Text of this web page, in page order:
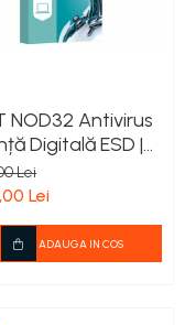
NOD32 Antivirus
Digitală ESD |
PC Windows |
Anti-
Lei
Lei
ADAUGA IN COS